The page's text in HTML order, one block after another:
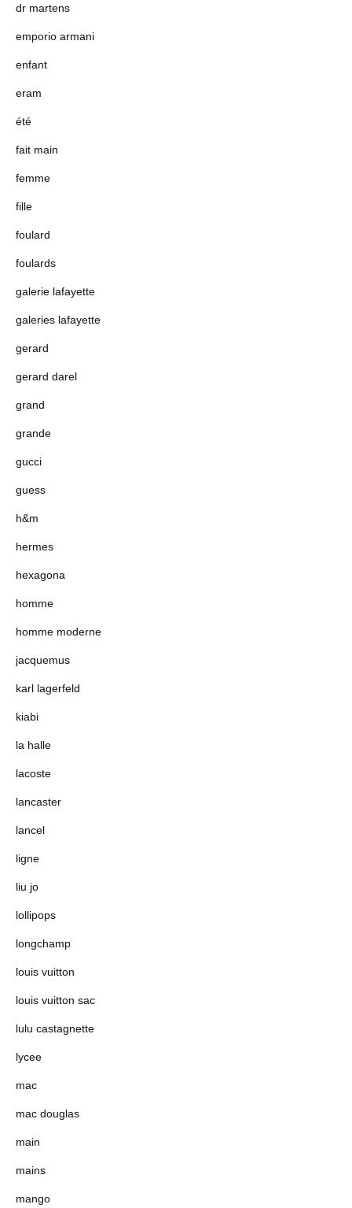
dr martens
emporio armani
enfant
eram
été
fait main
femme
fille
foulard
foulards
galerie lafayette
galeries lafayette
gerard
gerard darel
grand
grande
gucci
guess
h&m
hermes
hexagona
homme
homme moderne
jacquemus
karl lagerfeld
kiabi
la halle
lacoste
lancaster
lancel
ligne
liu jo
lollipops
longchamp
louis vuitton
louis vuitton sac
lulu castagnette
lycee
mac
mac douglas
main
mains
mango